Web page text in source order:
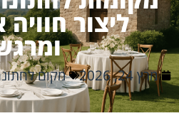
ליצור
מרץ 24, 2026 מקום